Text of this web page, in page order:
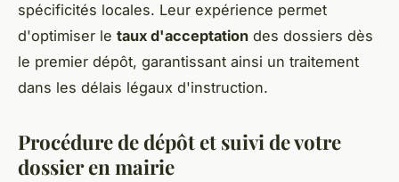
spécificités locales. Leur expérience permet
d'optimiser le taux d'acceptation des dossiers dès
le premier dépôt, garantissant ainsi un traitement
dans les délais légaux d'instruction.
Procédure de dépôt et suivi de votre
dossier en mairie